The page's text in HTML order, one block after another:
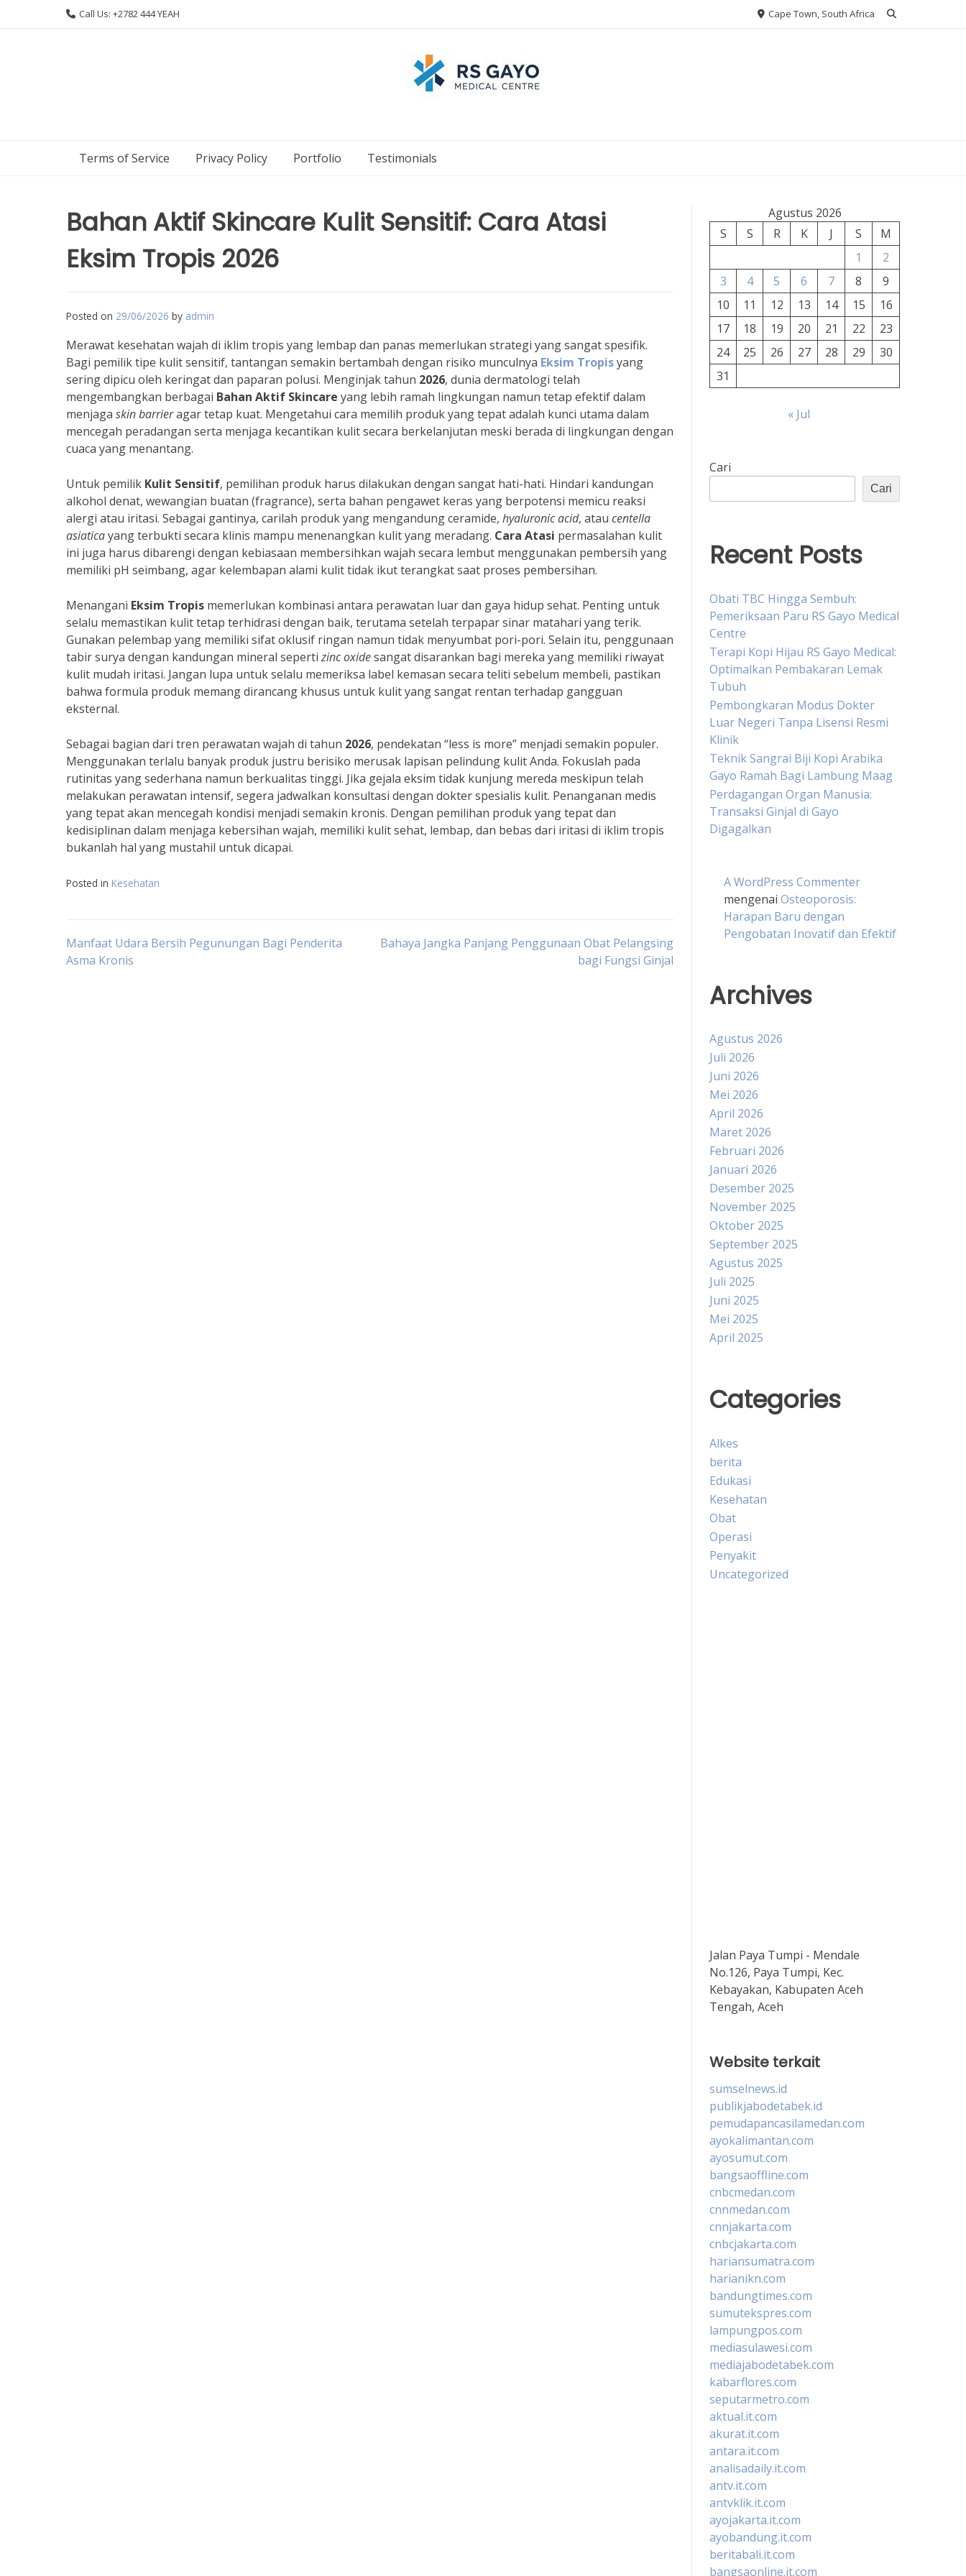
Call Us: +2782 444 YEAH Cape Town, South Africa
Terms of Service Privacy Policy Portfolio Testimonials
Bahan Aktif Skincare Kulit Sensitif: Cara Atasi
Eksim Tropis 2026
Posted on 29/06/2026 by admin
Merawat kesehatan wajah di iklim tropis yang lembap dan panas memerlukan strategi yang sangat spesifik.
Bagi pemilik tipe kulit sensitif, tantangan semakin bertambah dengan risiko munculnya Eksim Tropisyang
sering dipicu oleh keringat dan paparan polusi. Menginjak tahun 2026, dunia dermatologi telah
mengembangkan berbagai Bahan Aktif Skincare yang lebih ramah lingkungan namun tetap efektif dalam
menjaga skin barrieragar tetap kuat. Mengetahui cara memilih produk yang tepat adalah kunci utama dalam
mencegah peradangan serta menjaga kecantikan kulit secara berkelanjutan meski berada di lingkungan dengan
cuaca yang menantang.
Untuk pemilik Kulit Sensitif, pemilihan produk harus dilakukan dengan sangat hati-hati. Hindari kandungan
alkohol denat, wewangian buatan (fragrance), serta bahan pengawet keras yang berpotensi memicu reaksi
alergi atau iritasi. Sebagai gantinya, carilah produk yang mengandung ceramide, hyaluronic acid, atau centella
asiaticayang terbukti secara klinis mampu menenangkan kulit yang meradang. Cara Atasi permasalahan kulit
ini juga harus dibarengi dengan kebiasaan membersihkan wajah secara lembut menggunakan pembersih yang
memiliki pH seimbang, agar kelembapan alami kulit tidak ikut terangkat saat proses pembersihan.
Menangani Eksim Tropis memerlukan kombinasi antara perawatan luar dan gaya hidup sehat. Penting untuk
selalu memastikan kulit tetap terhidrasi dengan baik, terutama setelah terpapar sinar matahari yang terik.
Gunakan pelembap yang memiliki sifat oklusif ringan namun tidak menyumbat pori-pori. Selain itu, penggunaan
tabir surya dengan kandungan mineral sepertizinc oxidesangat disarankan bagi mereka yang memiliki riwayat
kulit mudah iritasi. Jangan lupa untuk selalu memeriksa label kemasan secara teliti sebelum membeli, pastikan
bahwa formula produk memang dirancang khusus untuk kulit yang sangat rentan terhadap gangguan
eksternal.
Sebagai bagian dari tren perawatan wajah di tahun 2026, pendekatan “less is more” menjadi semakin populer.
Menggunakan terlalu banyak produk justru berisiko merusak lapisan pelindung kulit Anda. Fokuslah pada
rutinitas yang sederhana namun berkualitas tinggi. Jika gejala eksim tidak kunjung mereda meskipun telah
melakukan perawatan intensif, segera jadwalkan konsultasi dengan dokter spesialis kulit. Penanganan medis
yang tepat akan mencegah kondisi menjadi semakin kronis. Dengan pemilihan produk yang tepat dan
kedisiplinan dalam menjaga kebersihan wajah, memiliki kulit sehat, lembap, dan bebas dari iritasi di iklim tropis
bukanlah hal yang mustahil untuk dicapai.
Posted in Kesehatan
Navigasi
Manfaat Udara Bersih Pegunungan Bagi Penderita
Asma Kronis
Bahaya Jangka Panjang Penggunaan Obat Pelangsing
bagi Fungsi Ginjal
Agustus 2026
S
S R K J S
M
1
2
3
4 5 6 7 8
9
10
11 12 13 14 15
16
17
18 19 20 21 22
23
24
25 26 27 28 29
30
31
« Jul
Cari
Cari
Recent Posts
Obati TBC Hingga Sembuh:
Pemeriksaan Paru RS Gayo Medical
Centre
Terapi Kopi Hijau RS Gayo Medical:
Optimalkan Pembakaran Lemak
Tubuh
Pembongkaran Modus Dokter
Luar Negeri Tanpa Lisensi Resmi
Klinik
Teknik Sangrai Biji Kopi Arabika
Gayo Ramah Bagi Lambung Maag
Perdagangan Organ Manusia:
Transaksi Ginjal di Gayo
Digagalkan
A WordPress Commenter
mengenai Osteoporosis:
Harapan Baru dengan
Pengobatan Inovatif dan Efektif
Archives
Agustus 2026
Juli 2026
Juni 2026
Mei 2026
April 2026
Maret 2026
Februari 2026
Januari 2026
Desember 2025
November 2025
Oktober 2025
September 2025
Agustus 2025
Juli 2025
Juni 2025
Mei 2025
April 2025
Categories
Alkes
berita
Edukasi
Kesehatan
Obat
Operasi
Penyakit
Uncategorized
Jalan Paya Tumpi - Mendale
No.126, Paya Tumpi, Kec.
Kebayakan, Kabupaten Aceh
Tengah, Aceh
Website terkait
sumselnews.id
publikjabodetabek.id
pemudapancasilamedan.com
ayokalimantan.com
ayosumut.com
bangsaoffline.com
cnbcmedan.com
cnnmedan.com
cnnjakarta.com
cnbcjakarta.com
hariansumatra.com
harianikn.com
bandungtimes.com
sumutekspres.com
lampungpos.com
mediasulawesi.com
mediajabodetabek.com
kabarflores.com
seputarmetro.com
aktual.it.com
akurat.it.com
antara.it.com
analisadaily.it.com
antv.it.com
antvklik.it.com
ayojakarta.it.com
ayobandung.it.com
beritabali.it.com
bangsaonline.it.com